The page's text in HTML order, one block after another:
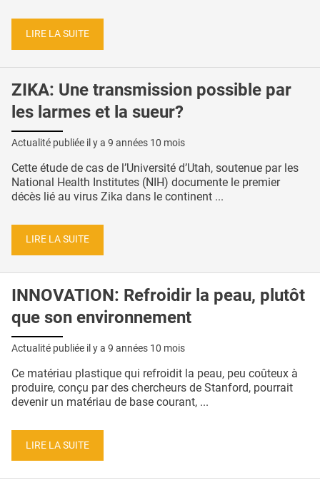
LIRE LA SUITE
ZIKA: Une transmission possible par
les larmes et la sueur?
Actualité publiée il y a 9 années 10 mois
Cette étude de cas de l’Université d’Utah, soutenue par les
National Health Institutes (NIH) documente le premier
décès lié au virus Zika dans le continent ...
LIRE LA SUITE
INNOVATION: Refroidir la peau, plutôt
que son environnement
Actualité publiée il y a 9 années 10 mois
Ce matériau plastique qui refroidit la peau, peu coûteux à
produire, conçu par des chercheurs de Stanford, pourrait
devenir un matériau de base courant, ...
LIRE LA SUITE